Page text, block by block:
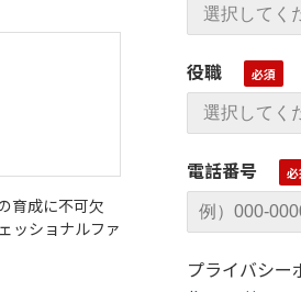
育成に不可欠
ッショナルファ
役職
電話番号
プライバシー